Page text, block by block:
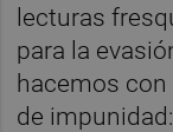
lecturas
para la
hacemos
de